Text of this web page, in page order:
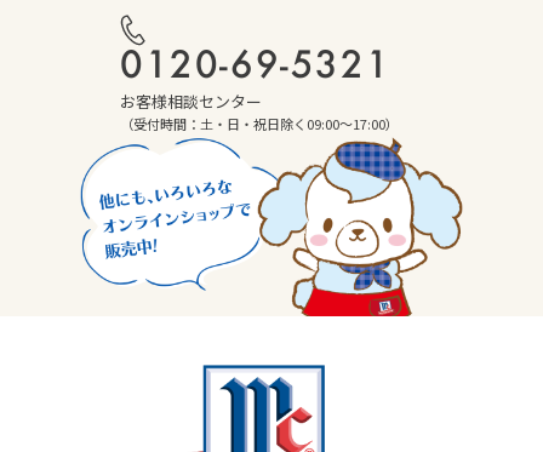
0120-69-5321
お客様相談センター
（受付時間：土・日・祝日除く09:00～17:00）